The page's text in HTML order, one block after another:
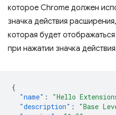
которое Chrome должен
значка действия
которая будет
при нажатии значка
{
"name" : "Hello
"description" : "Base